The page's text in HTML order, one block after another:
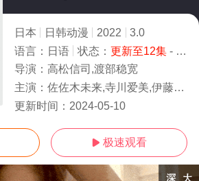
日本 日韩动漫 2022
3.0
语言： 日语 状态： 更新至12集- 免费在线观看
导演： 高松信司,渡部稳宽
主演： 佐佐木未来,寺川爱美,伊藤彩沙
更新时间： 2024-05-10
 极速观看